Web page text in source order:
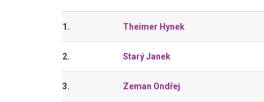
1. Theimer Hynek
2. Starý Janek
3. Zeman Ondřej